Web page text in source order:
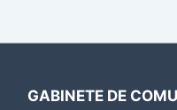
GABINETE DE